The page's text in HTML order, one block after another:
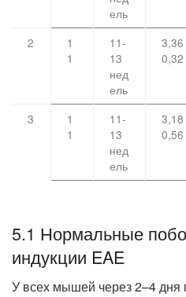
ель
2
1
1
11-
13
нед
ель
3,36
0,32
3
1
1
11-
13
нед
ель
3,18
0,56
5.1 Нормальные
индукции EAE
У всех мышей через 2–4 дня